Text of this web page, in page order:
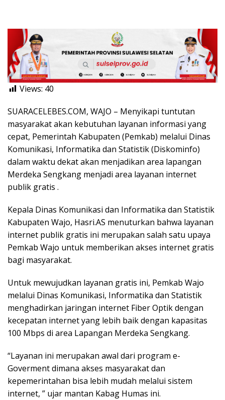
Views: 40
SUARACELEBES.COM, WAJO – Menyikapi tuntutan
masyarakat akan kebutuhan layanan informasi yang
cepat, Pemerintah Kabupaten (Pemkab) melalui Dinas
Komunikasi, Informatika dan Statistik (Diskominfo)
dalam waktu dekat akan menjadikan area lapangan
Merdeka Sengkang menjadi area layanan internet
publik gratis .
Kepala Dinas Komunikasi dan Informatika dan Statistik
Kabupaten Wajo, Hasri.AS menuturkan bahwa layanan
internet publik gratis ini merupakan salah satu upaya
Pemkab Wajo untuk memberikan akses internet gratis
bagi masyarakat.
Untuk mewujudkan layanan gratis ini, Pemkab Wajo
melalui Dinas Komunikasi, Informatika dan Statistik
menghadirkan jaringan internet Fiber Optik dengan
kecepatan internet yang lebih baik dengan kapasitas
100 Mbps di area Lapangan Merdeka Sengkang.
“Layanan ini merupakan awal dari program e-
Goverment dimana akses masyarakat dan
kepemerintahan bisa lebih mudah melalui sistem
internet, ” ujar mantan Kabag Humas ini.